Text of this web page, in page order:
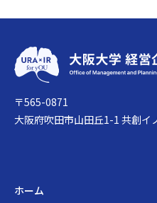
〒565-0871
大阪府吹田市山田丘1-1 共創イ
ホーム